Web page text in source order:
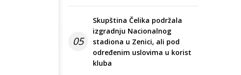
05
Skupština Čelika podržala
izgradnju Nacionalnog
stadiona u Zenici, ali pod
određenim uslovima u korist
kluba